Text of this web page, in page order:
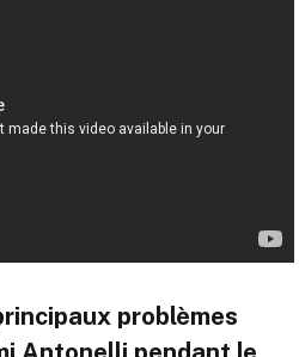
problèmes